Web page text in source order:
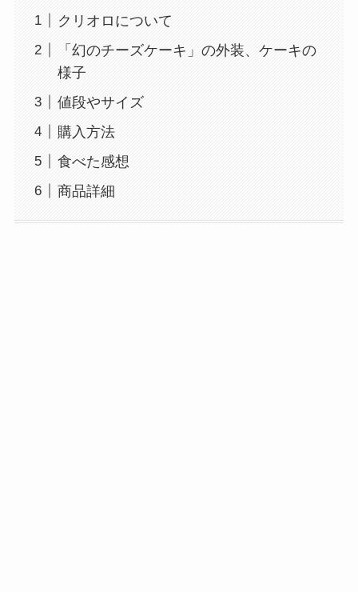
クリオロについて
「幻のチーズケーキ」の外装、ケーキの
様子
値段やサイズ
購入方法
食べた感想
商品詳細